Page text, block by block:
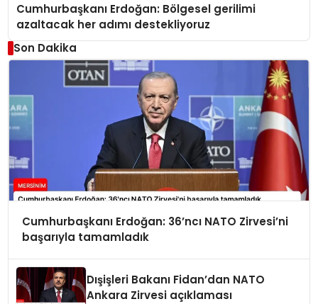
Cumhurbaşkanı Erdoğan: Bölgesel gerilimi
azaltacak her adımı destekliyoruz
Son Dakika
Cumhurbaşkanı Erdoğan: 36’ncı NATO Zirvesi’ni
başarıyla tamamladık
Dışişleri Bakanı Fidan’dan NATO
Ankara Zirvesi açıklaması